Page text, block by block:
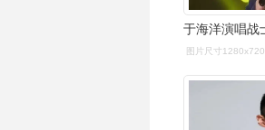
图片尺寸1280x720